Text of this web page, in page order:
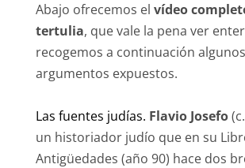
Abajo ofrecemos el vídeo
tertulia, que vale la pena ver
recogemos a continuación
argumentos expuestos.
Las fuentes judías. Flavio Josefo
un historiador judío que en su
Antigüedades (año 90) hace dos